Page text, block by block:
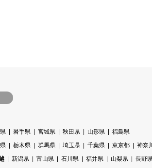
岩手県 宮城県 秋田県 山形県
福島県
栃木県 群馬県 埼玉県 千葉県 東京都
神奈
新潟県 富山県 石川県 福井県 山梨県
長野